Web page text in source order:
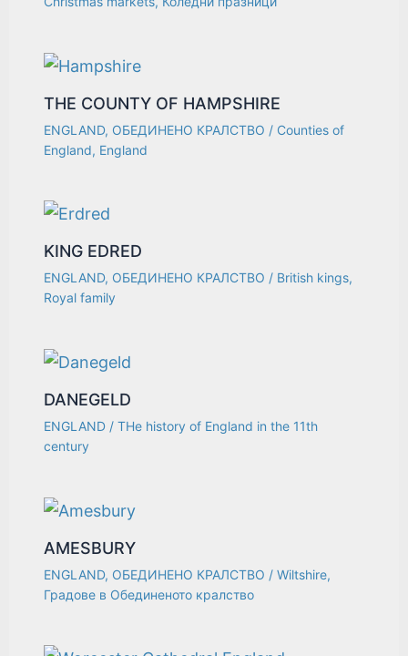
THE COUNTY OF HAMPSHIRE
ENGLAND, ОБЕДИНЕНО КРАЛСТВО / Counties of
England, England
KING EDRED
ENGLAND, ОБЕДИНЕНО КРАЛСТВО / British kings,
Royal family
DANEGELD
ENGLAND /THe history of England in the 11th
century
AMESBURY
ENGLAND, ОБЕДИНЕНО КРАЛСТВО /Wiltshire,
Градове в Обединеното кралство